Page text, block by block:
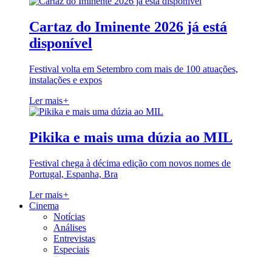
Cartaz do Iminente 2026 já está
disponível
Festival volta em Setembro com mais de 100 atuações,
instalações e expos
Ler mais+
Pikika e mais uma dúzia ao MIL
Festival chega à décima edição com novos nomes de
Portugal, Espanha, Bra
Ler mais+
Cinema
Notícias
Análises
Entrevistas
Especiais